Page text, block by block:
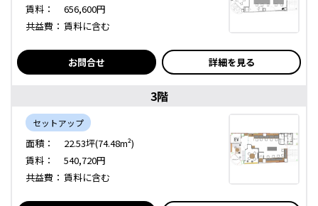
賃料：
656,600円
共益費： 賃料に含む
お問合せ 詳細を見る
3階
セットアップ
面積：
22.53坪(74.48m²)
賃料：
540,720円
共益費： 賃料に含む